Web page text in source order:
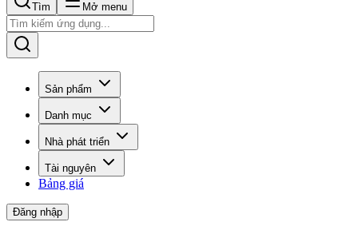
Tìm Mở menu
Sản phẩm
Danh mục
Nhà phát triển
Tài nguyên
Bảng giá
Đăng nhập